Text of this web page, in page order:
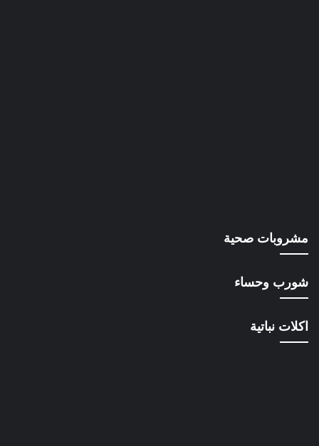
مشروبات صحية
شورب وحساء
اكلات نباتية